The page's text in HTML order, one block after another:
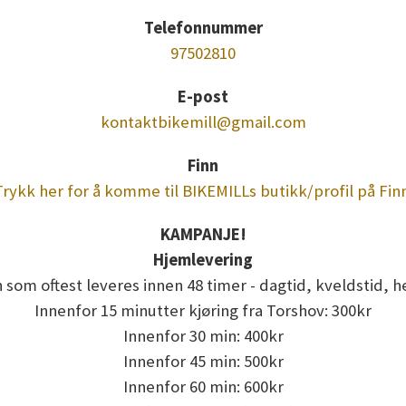
Telefonnummer
97502810
E-post
kontaktbikemill@gmail.com
Finn
her for å komme til BIKEMILLs butikk/profil på
KAMPANJE!
Hjemlevering
som oftest leveres innen 48 timer - dagtid, kveldstid,
Innenfor 15 minutter kjøring fra Torshov: 300kr
Innenfor 30 min: 400kr
Innenfor 45 min: 500kr
Innenfor 60 min: 600kr